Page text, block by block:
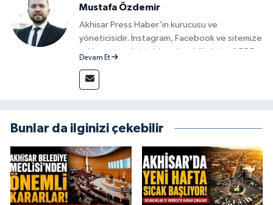
Mustafa Özdemir
Akhisar Press Haber'in kurucusu ve
yöneticisidir. İnstagram, Facebook ve sitemize
reklam vermek için bize ulaşabilirsiniz - 0555
Devam Et
Bunlar da ilginizi çekebilir